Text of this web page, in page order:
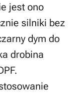
jest ono
silniki bez
dym do
drobina